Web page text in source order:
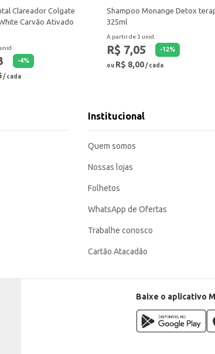
Clareador Colgate
Carvão Ativado
-4%
/ cada
Shampoo Monange Detox
325ml
A partir de 3 unid.
R$ 7,05 -12%
ou R$ 8,00/ cada
Institucional
Quem somos
Nossas lojas
Folhetos
WhatsApp de Ofertas
Trabalhe conosco
Cartão Atacadão
Baixe o aplicativo